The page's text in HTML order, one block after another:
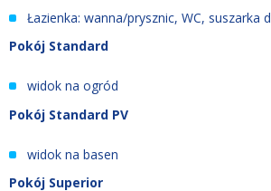
Łazienka: wanna/prysznic, WC, suszarka
Pokój Standard
widok na ogród
Pokój Standard PV
widok na basen
Pokój Superior